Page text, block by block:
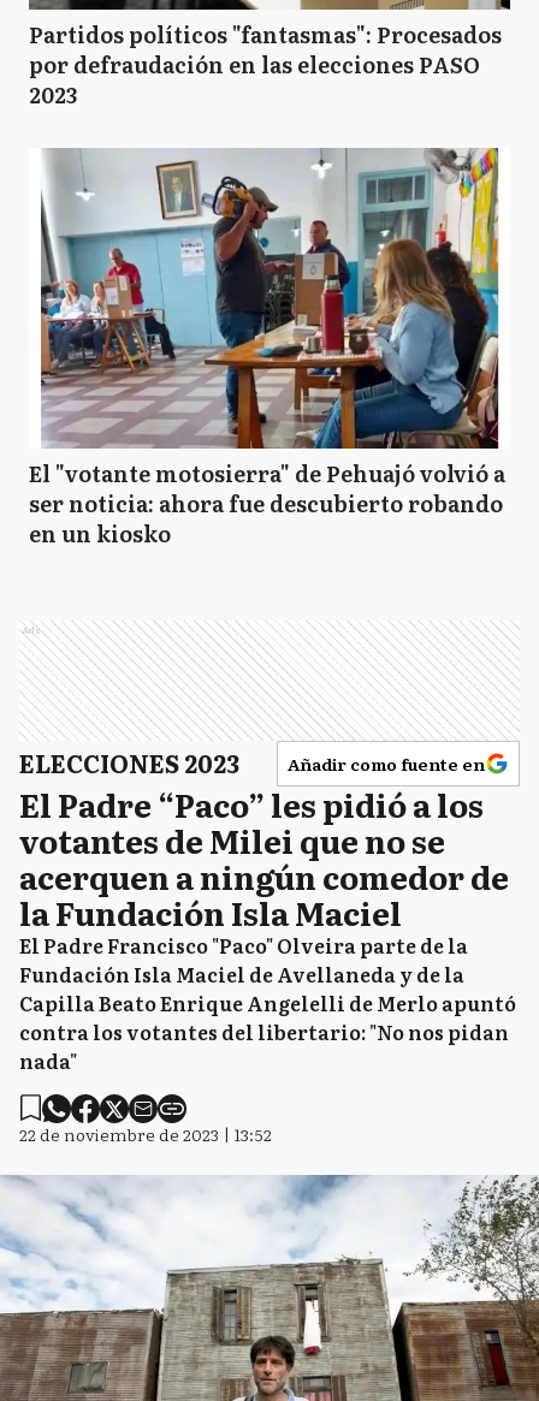
Partidos políticos "fantasmas": Procesados
por defraudación en las elecciones PASO
2023
El "votante motosierra" de Pehuajó volvió a
ser noticia: ahora fue descubierto robando
en un kiosko
Ads
ELECCIONES 2023 Añadir como fuente en
El Padre “Paco” les pidió a los
votantes de Milei que no se
acerquen a ningún comedor de
la Fundación Isla Maciel
El Padre Francisco "Paco" Olveira parte de la
Fundación Isla Maciel de Avellaneda y de la
Capilla Beato Enrique Angelelli de Merlo apuntó
contra los votantes del libertario: "No nos pidan
nada"
22 de noviembre de 2023 | 13:52